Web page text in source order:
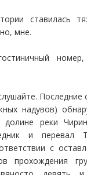
ставилась
мне.
Последние
надувов)
реки
и перевал
с
прохождения